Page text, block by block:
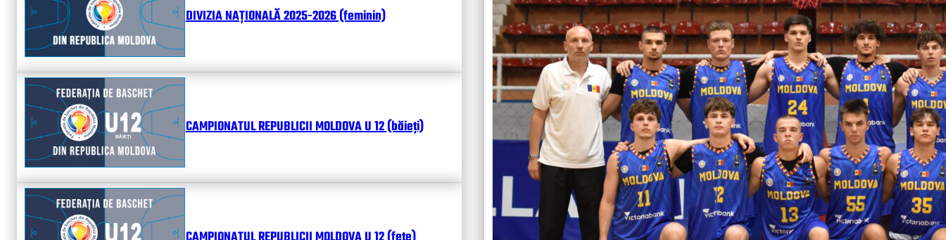
DIVIZIA NAȚIONALĂ 2025-2026 (feminin)
CAMPIONATUL REPUBLICII MOLDOVA U 12 (băieți)